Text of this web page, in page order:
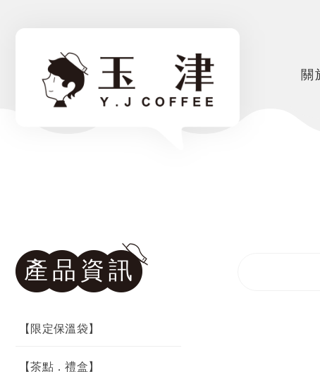
關
產品資訊
【限定保溫袋】
【茶點．禮盒】